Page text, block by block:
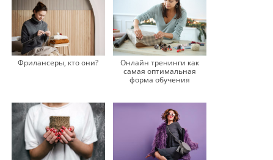
Фрилансеры, кто они?
Онлайн тренинги как
самая оптимальная
форма обучения